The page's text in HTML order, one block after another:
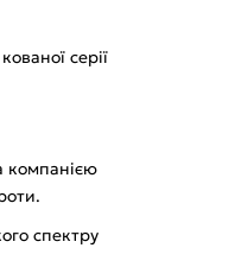
серії
компанією
спектру